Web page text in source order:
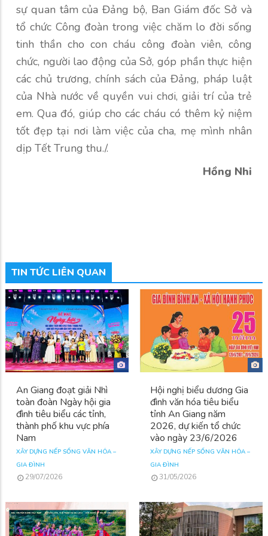
sự quan tâm của Đảng bộ, Ban Giám đốc Sở và
tổ chức Công đoàn trong việc chăm lo đời sống
tinh thần cho con cháu công đoàn viên, công
chức, người lao động của Sở, góp phần thực hiện
các chủ trương, chính sách của Đảng, pháp luật
của Nhà nước về quyền vui chơi, giải trí của trẻ
em. Qua đó, giúp cho các cháu có thêm kỷ niệm
tốt đẹp tại nơi làm việc của cha, mẹ mình nhân
dịp Tết Trung thu./.
Hồng Nhi
TIN TỨC LIÊN QUAN
An Giang đoạt giải Nhì
toàn đoàn Ngày hội gia
đình tiêu biểu các tỉnh,
thành phố khu vực phía
Nam
XÂY DỰNG NẾP SỐNG VĂN HÓA –
GIA ĐÌNH
29/07/2026
Hội nghị biểu dương Gia
đình văn hóa tiêu biểu
tỉnh An Giang năm
2026, dự kiến tổ chức
vào ngày 23/6/2026
XÂY DỰNG NẾP SỐNG VĂN HÓA –
GIA ĐÌNH
31/05/2026